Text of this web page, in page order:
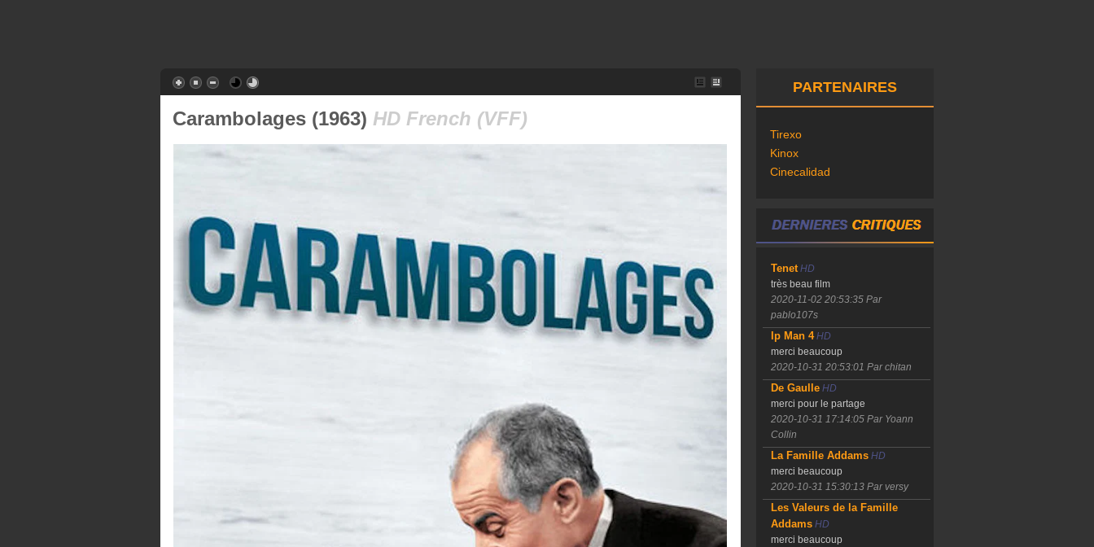
Carambolages (1963) HD French (VFF)
PARTENAIRES
Tirexo
Kinox
Cinecalidad
TenetHD
très beau film
2020-11-02 20:53:35 Par
pablo107s
Ip Man 4HD
merci beaucoup
2020-10-31 20:53:01 Par chitan
De GaulleHD
merci pour le partage
2020-10-31 17:14:05 Par Yoann
Collin
La Famille AddamsHD
merci beaucoup
2020-10-31 15:30:13 Par versy
Les Valeurs de la Famille
AddamsHD
merci beaucoup